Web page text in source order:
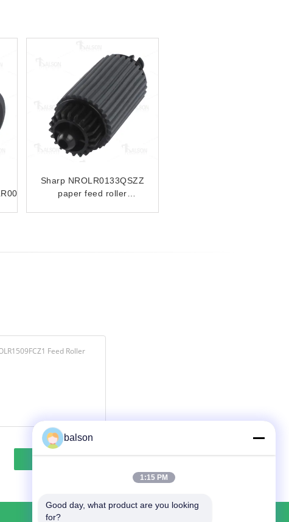
Compatible Feed Roller
Sharp NROLR1508FCZZ
balson
1:15 PM
Good day, what product are you looking
for?